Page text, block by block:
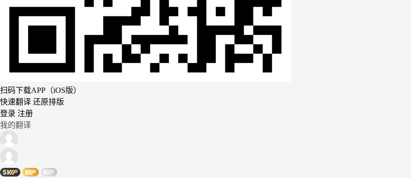
扫码下载APP（iOS版）
快速翻译 还原排版
登录 注册
我的翻译